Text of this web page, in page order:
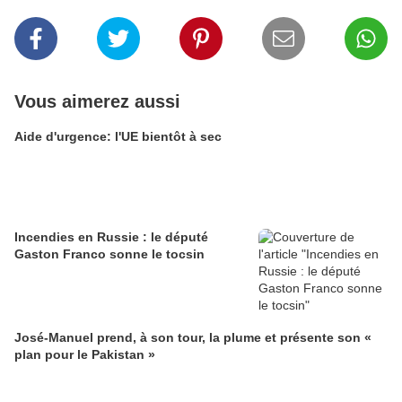
Vous aimerez aussi
Aide d'urgence: l'UE bientôt à sec
Incendies en Russie : le député
Gaston Franco sonne le tocsin
José-Manuel prend, à son tour, la plume et présente son «
plan pour le Pakistan »